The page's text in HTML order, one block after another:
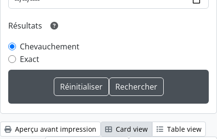
Résultats
Chevauchement
Exact
Aperçu avant impression Card view
Table view